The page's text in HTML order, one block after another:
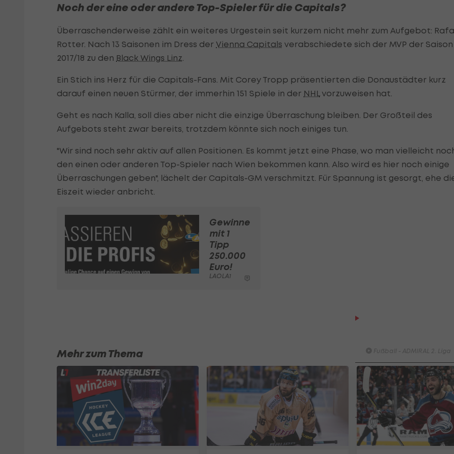
Noch der eine oder andere Top-Spieler für die Capitals?
Überraschenderweise zählt ein weiteres Urgestein seit kurzem nicht mehr zum Aufgebot:
Rotter. Nach 13 Saisonen im Dress der Vienna Capitals verabschiedete sich der MVP der Saison
2017/18 zu den Black Wings Linz.
Ein Stich ins Herz für die Capitals-Fans. Mit Corey Tropp präsentierten die Donaustädter kurz
darauf einen neuen Stürmer, der immerhin 151 Spiele in der NHLvorzuweisen hat.
Geht es nach Kalla, soll dies aber nicht die einzige Überraschung bleiben. Der Großteil des
Aufgebots steht zwar bereits, trotzdem könnte sich noch einiges tun.
"Wir sind noch sehr aktiv auf allen Positionen. Es kommt jetzt eine Phase, wo man vielleicht
den einen oder anderen Top-Spieler nach Wien bekommen kann. Also wird es hier noch einige
Überraschungen geben", lächelt der Capitals-GM verschmitzt. Für Spannung ist gesorgt, ehe
Eiszeit wieder anbricht.
Gewinne
mit 1
Tipp
250.000
Euro!
LAOLA1
Highlights: Torfestival!
besiegt den FAC
überraschend
Fußball - ADMIRAL 2. Liga
Highlights: Doppelpacker
Thalissinho schießt Bregenz
gegen Kapfenberg zu Sieg
Mehr zum Thema